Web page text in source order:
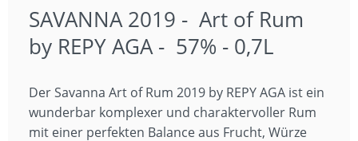
SAVANNA 2019 - Art of Rum
by REPY AGA - 57% - 0,7L
Der Savanna Art of Rum 2019 by REPY AGA ist ein
wunderbar komplexer und charaktervoller Rum
mit einer perfekten Balance aus Frucht, Würze